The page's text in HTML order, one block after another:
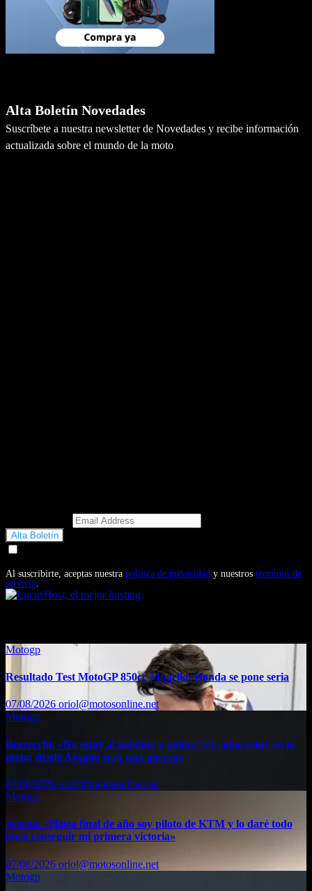
Alta Boletín Novedades
Suscríbete a nuestra newsletter de Novedades y recibe información
actualizada sobre el mundo de la moto
Al suscribirte, aceptas nuestra política de privacidad y nuestros términos de
servicio.
Motogp
Resultado Test MotoGP 850cc Mugello: Honda se pone seria
07/08/2026 oriol@motosonline.net
Motogp
Bezzecchi: «No estoy al máximo y quiero ver cómo estoy en la
moto; desde Aragón será una guerra»
07/08/2026 oriol@motosonline.net
Motogp
Acosta: «Hasta final de año soy piloto de KTM y lo daré todo
para conseguir mi primera victoria»
07/08/2026 oriol@motosonline.net
Motogp